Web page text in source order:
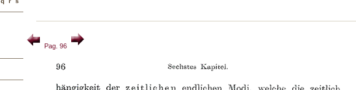
Pag. 96